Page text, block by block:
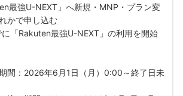
最強U-NEXT」へ新規・MNP・プラン変
かで申し込む
「Rakuten最強U-NEXT」の利用を開始
間：2026年6月1日（月）0:00～終了日未